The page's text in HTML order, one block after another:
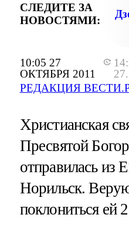
10:05 27
ОКТЯБРЯ 2011
РЕДАКЦИЯ
СЛЕДИТЕ ЗА
НОВОСТЯМИ:
Христианская
Пресвятой
отправилась из
Норильск.
поклониться ей